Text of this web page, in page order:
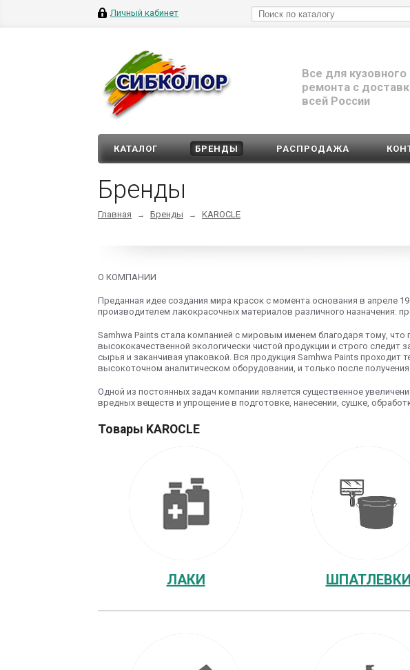
Личный кабинет
Все для кузовного
ремонта с
всей России
КАТАЛОГ БРЕНДЫ РАСПРОДАЖА
Бренды
Главная → Бренды → KAROCLE
О КОМПАНИИ
Преданная идее создания мира красок с момента основания в апреле
производителем лакокрасочных материалов различного назначения:
Samhwa Paints стала компанией с мировым именем благодаря тому,
высококачественной экологически чистой продукции и строго следит
сырья и заканчивая упаковкой. Вся продукция Samhwa Paints
высокоточном аналитическом оборудовании, и только после
Одной из постоянных задач компании является существенное
вредных веществ и упрощение в подготовке, нанесении, сушке,
Товары KAROCLE
ЛАКИ ШПАТЛЕВКИ